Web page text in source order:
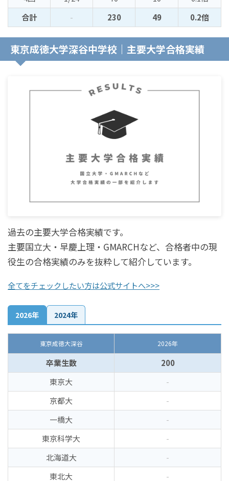
合計
- 230 49 0.2倍
東京成徳大学深谷中学校｜主要大学合格実績
過去の主要大学合格実績です。
主要国立大・早慶上理・GMARCHなど、合格者中の現
役生の合格実績のみを抜粋して紹介しています。
全てをチェックしたい方は公式サイトへ>>>
2026年 2024年
東京成徳大深谷 2026年
卒業生数
200
東京大
-
京都大
-
一橋大
-
東京科学大
-
北海道大
-
東北大
-